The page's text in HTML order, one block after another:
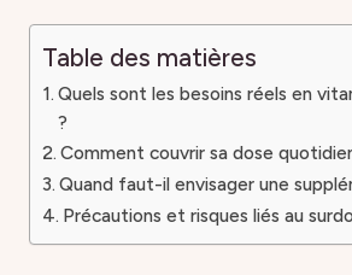
Table des matières
Quels sont les besoins réels en
?
Comment couvrir sa dose
Quand faut-il envisager une
Précautions et risques liés au